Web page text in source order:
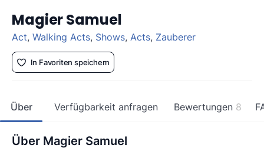
Magier Samuel
Act, Walking Acts, Shows, Acts, Zauberer
In Favoriten speichern
Über Verfügbarkeit anfragen Bewertungen 8
Über Magier Samuel